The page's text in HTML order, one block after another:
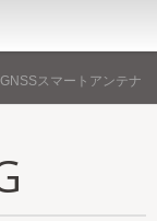
GNSSスマートアンテナ